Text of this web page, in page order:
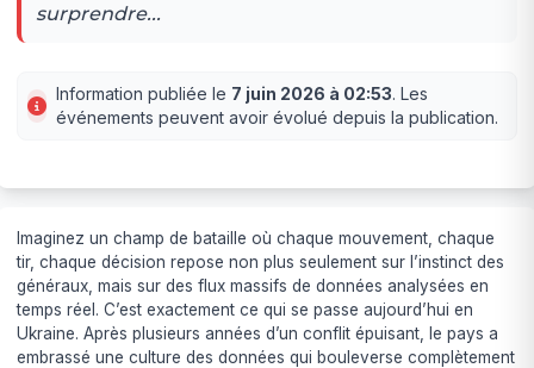
surprendre...
Information publiée le 7 juin 2026 à 02:53. Les
événements peuvent avoir évolué depuis la publication.
Imaginez un champ de bataille où chaque mouvement, chaque
tir, chaque décision repose non plus seulement sur l’instinct des
généraux, mais sur des flux massifs de données analysées en
temps réel. C’est exactement ce qui se passe aujourd’hui en
Ukraine. Après plusieurs années d’un conflit épuisant, le pays a
embrassé une culture des données qui bouleverse complètement